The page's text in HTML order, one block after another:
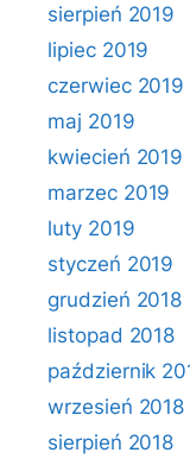
sierpień 2019
lipiec 2019
czerwiec 2019
maj 2019
kwiecień 2019
marzec 2019
luty 2019
styczeń 2019
grudzień 2018
listopad 2018
październik
wrzesień 2018
sierpień 2018